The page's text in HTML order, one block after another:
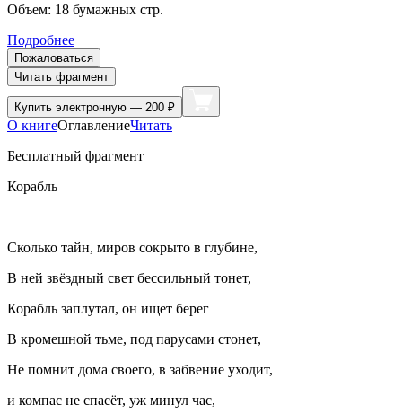
Объем: 18 бумажных стр.
Подробнее
Пожаловаться
Читать фрагмент
Купить электронную — 200 ₽
О книгеОглавлениеЧитать
Бесплатный фрагмент
Корабль
Сколько тайн, миров сокрыто в глубине,
В ней звёздный свет бессильный тонет,
Корабль заплутал, он ищет берег
В кромешной тьме, под парусами стонет,
Не помнит дома своего, в забвение уходит,
и компас не спасёт, уж минул час,